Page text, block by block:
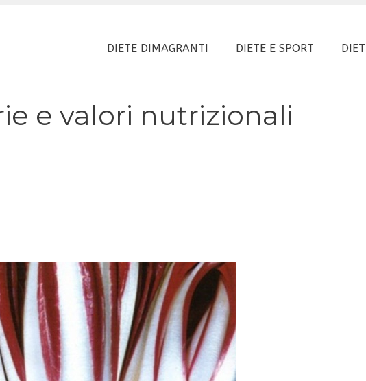
DIETE DIMAGRANTI DIETE E SPORT
e valori nutrizionali